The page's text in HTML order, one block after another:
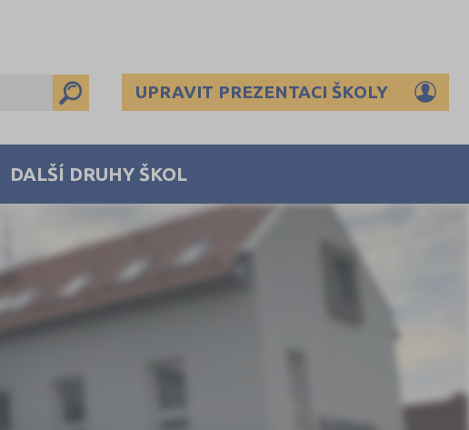
UPRAVIT PREZENTACI ŠKOLY
DALŠÍ DRUHY ŠKOL